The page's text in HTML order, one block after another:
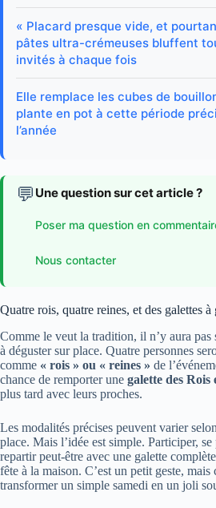
« Placard presque vide, et
pâtes ultra-crémeuses bluffent
invités à chaque fois
Elle remplace les cubes de
plante en pot à cette période
l’année
💬 Une question sur cet article ?
Poser ma question en
Nous contacter
Quatre rois, quatre reines, et des galettes à
Comme le veut la tradition, il n’y aura pas
à déguster sur place. Quatre personnes
comme « rois » ou « reines » de
chance de remporter une galette des Rois
plus tard avec leurs proches.
Les modalités précises peuvent varier
place. Mais l’idée est simple. Participer,
repartir peut-être avec une galette
fête à la maison. C’est un petit geste, mais
transformer un simple samedi en un joli